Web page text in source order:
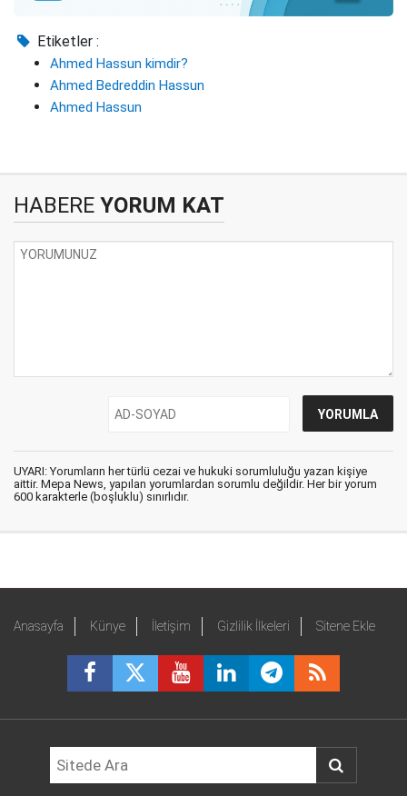
Etiketler :
Ahmed Hassun kimdir?
Ahmed Bedreddin Hassun
Ahmed Hassun
HABERE YORUM KAT
UYARI: Yorumların her türlü cezai ve hukuki sorumluluğu yazan kişiye
aittir. Mepa News, yapılan yorumlardan sorumlu değildir. Her bir yorum
600 karakterle (boşluklu) sınırlıdır.
Anasayfa Künye İletişim Gizlilik İlkeleri Sitene Ekle